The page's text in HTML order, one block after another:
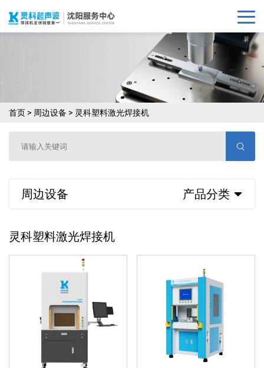
首页 > 周边设备 > 灵科塑料激光焊接机
周边设备 产品分类
灵科塑料激光焊接机